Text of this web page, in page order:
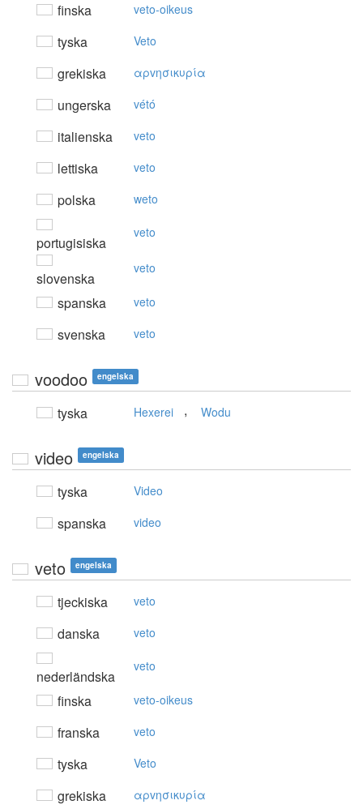
finska veto-oikeus
tyska Veto
grekiska αρvησικυρία
ungerska vétó
italienska veto
lettiska veto
polska weto
portugisiska
veto
slovenska
veto
spanska veto
svenska veto
voodoo engelska
tyska Hexerei , Wodu
video engelska
tyska Video
spanska video
veto engelska
tjeckiska veto
danska veto
nederländska
veto
finska veto-oikeus
franska veto
tyska Veto
grekiska αρvησικυρία